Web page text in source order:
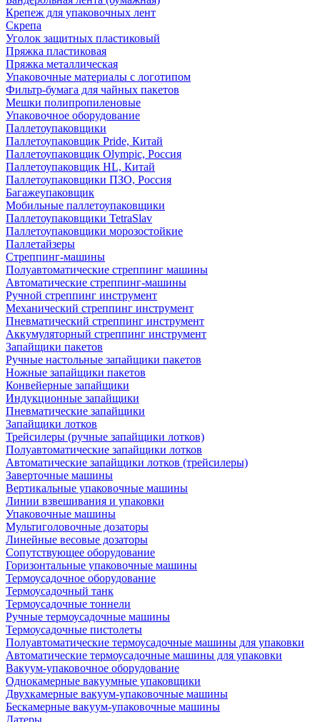
Крепеж для упаковочных лент
Скрепа
Уголок защитных пластиковый
Пряжка пластиковая
Пряжка металлическая
Упаковочные материалы с логотипом
Фильтр-бумага для чайных пакетов
Мешки полипропиленовые
Упаковочное оборудование
Паллетоупаковщики
Паллетоупаковщик Pride, Китай
Паллетоупаковщик Olympic, Россия
Паллетоупаковщик HL, Китай
Паллетоупаковщики ПЗО, Россия
Багажеупаковщик
Мобильные паллетоупаковщики
Паллетоупаковщики TetraSlav
Паллетоупаковщики морозостойкие
Паллетайзеры
Стреппинг-машины
Полуавтоматические стреппинг машины
Автоматические стреппинг-машины
Ручной стреппинг инструмент
Механический стреппинг инструмент
Пневматический стреппинг инструмент
Аккумуляторный стреппинг инструмент
Запайщики пакетов
Ручные настольные запайщики пакетов
Ножные запайщики пакетов
Конвейерные запайщики
Индукционные запайщики
Пневматические запайщики
Запайщики лотков
Трейсилеры (ручные запайщики лотков)
Полуавтоматические запайщики лотков
Автоматические запайщики лотков (трейсилеры)
Заверточные машины
Вертикальные упаковочные машины
Линии взвешивания и упаковки
Упаковочные машины
Мультиголовочные дозаторы
Линейные весовые дозаторы
Сопутствующее оборудование
Горизонтальные упаковочные машины
Термоусадочное оборудование
Термоусадочный танк
Термоусадочные тоннели
Ручные термоусадочные машины
Термоусадочные пистолеты
Полуавтоматические термоусадочные машины для упаковки
Автоматические термоусадочные машины для упаковки
Вакуум-упаковочное оборудование
Однокамерные вакуумные упаковщики
Двухкамерные вакуум-упаковочные машины
Бескамерные вакуум-упаковочные машины
Датеры